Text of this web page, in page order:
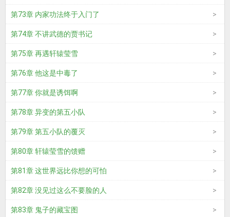
第73章 内家功法终于入门了
第74章 不讲武德的贾书记
第75章 再遇轩辕莹雪
第76章 他这是中毒了
第77章 你就是诱饵啊
第78章 异变的第五小队
第79章 第五小队的覆灭
第80章 轩辕莹雪的馈赠
第81章 这世界远比你想的可怕
第82章 没见过这么不要脸的人
第83章 鬼子的藏宝图